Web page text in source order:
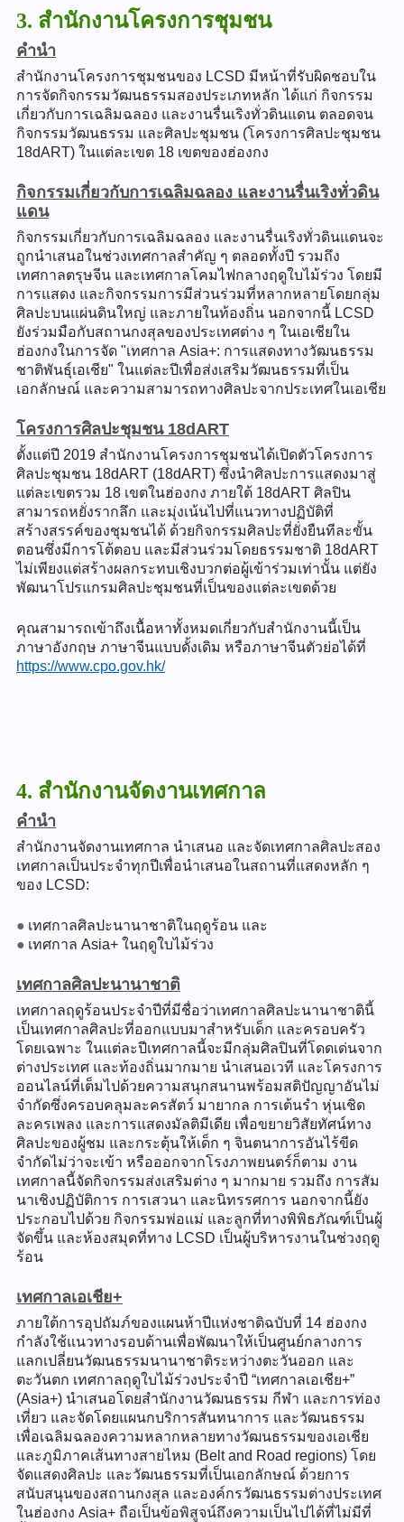
3. สำนักงานโครงการชุมชน
คำนำ
สำนักงานโครงการชุมชนของ LCSD มีหน้าที่รับผิดชอบใน
การจัดกิจกรรมวัฒนธรรมสองประเภทหลัก ได้แก่ กิจกรรม
เกี่ยวกับการเฉลิมฉลอง และงานรื่นเริงทั่วดินแดน ตลอดจน
กิจกรรมวัฒนธรรม และศิลปะชุมชน (โครงการศิลปะชุมชน
18dART) ในแต่ละเขต 18 เขตของฮ่องกง
กิจกรรมเกี่ยวกับการเฉลิมฉลอง และงานรื่นเริงทั่วดิน
แดน
กิจกรรมเกี่ยวกับการเฉลิมฉลอง และงานรื่นเริงทั่วดินแดนจะ
ถูกนำเสนอในช่วงเทศกาลสำคัญ ๆ ตลอดทั้งปี รวมถึง
เทศกาลตรุษจีน และเทศกาลโคมไฟกลางฤดูใบไม้ร่วง โดยมี
การแสดง และกิจกรรมการมีส่วนร่วมที่หลากหลายโดยกลุ่ม
ศิลปะบนแผ่นดินใหญ่ และภายในท้องถิ่น นอกจากนี้ LCSD
ยังร่วมมือกับสถานกงสุลของประเทศต่าง ๆ ในเอเชียใน
ฮ่องกงในการจัด "เทศกาล Asia+: การแสดงทางวัฒนธรรม
ชาติพันธุ์เอเชีย" ในแต่ละปีเพื่อส่งเสริมวัฒนธรรมที่เป็น
เอกลักษณ์ และความสามารถทางศิลปะจากประเทศในเอเชีย
โครงการศิลปะชุมชน 18dART
ตั้งแต่ปี 2019 สำนักงานโครงการชุมชนได้เปิดตัวโครงการ
ศิลปะชุมชน 18dART (18dART) ซึ่งนำศิลปะการแสดงมาสู่
แต่ละเขตรวม 18 เขตในฮ่องกง ภายใต้ 18dART ศิลปิน
สามารถหยั่งรากลึก และมุ่งเน้นไปที่แนวทางปฏิบัติที่
สร้างสรรค์ของชุมชนได้ ด้วยกิจกรรมศิลปะที่ยั่งยืนทีละขั้น
ตอนซึ่งมีการโต้ตอบ และมีส่วนร่วมโดยธรรมชาติ 18dART
ไม่เพียงแต่สร้างผลกระทบเชิงบวกต่อผู้เข้าร่วมเท่านั้น แต่ยัง
พัฒนาโปรแกรมศิลปะชุมชนที่เป็นของแต่ละเขตด้วย
คุณสามารถเข้าถึงเนื้อหาทั้งหมดเกี่ยวกับสำนักงานนี้เป็น
ภาษาอังกฤษ ภาษาจีนแบบดั้งเดิม หรือภาษาจีนตัวย่อได้ที่
https://www.cpo.gov.hk/
4. สำนักงานจัดงานเทศกาล
คำนำ
สำนักงานจัดงานเทศกาล นำเสนอ และจัดเทศกาลศิลปะสอง
เทศกาลเป็นประจำทุกปีเพื่อนำเสนอในสถานที่แสดงหลัก ๆ
ของ LCSD:
เทศกาลศิลปะนานาชาติในฤดูร้อน และ
เทศกาล Asia+ ในฤดูใบไม้ร่วง
เทศกาลศิลปะนานาชาติ
เทศกาลฤดูร้อนประจำปีที่มีชื่อว่าเทศกาลศิลปะนานาชาตินี้
เป็นเทศกาลศิลปะที่ออกแบบมาสำหรับเด็ก และครอบครัว
โดยเฉพาะ ในแต่ละปีเทศกาลนี้จะมีกลุ่มศิลปินที่โดดเด่นจาก
ต่างประเทศ และท้องถิ่นมากมาย นำเสนอเวที และโครงการ
ออนไลน์ที่เต็มไปด้วยความสนุกสนานพร้อมสติปัญญาอันไม่
จำกัดซึ่งครอบคลุมละครสัตว์ มายากล การเต้นรำ หุ่นเชิด
ละครเพลง และการแสดงมัลติมีเดีย เพื่อขยายวิสัยทัศน์ทาง
ศิลปะของผู้ชม และกระตุ้นให้เด็ก ๆ จินตนาการอันไร้ขีด
จำกัดไม่ว่าจะเข้า หรือออกจากโรงภาพยนตร์ก็ตาม งาน
เทศกาลนี้จัดกิจกรรมส่งเสริมต่าง ๆ มากมาย รวมถึง การสัม
นาเชิงปฏิบัติการ การเสวนา และนิทรรศการ นอกจากนี้ยัง
ประกอบไปด้วย กิจกรรมพ่อแม่ และลูกที่ทางพิพิธภัณฑ์เป็นผู้
จัดขึ้น และห้องสมุดที่ทาง LCSD เป็นผู้บริหารงานในช่วงฤดู
ร้อน
เทศกาลเอเชีย+
ภายใต้การอุปถัมภ์ของแผนห้าปีแห่งชาติฉบับที่ 14 ฮ่องกง
กำลังใช้แนวทางรอบด้านเพื่อพัฒนาให้เป็นศูนย์กลางการ
แลกเปลี่ยนวัฒนธรรมนานาชาติระหว่างตะวันออก และ
ตะวันตก เทศกาลฤดูใบไม้ร่วงประจำปี “เทศกาลเอเชีย+”
(Asia+) นำเสนอโดยสำนักงานวัฒนธรรม กีฬา และการท่อง
เที่ยว และจัดโดยแผนกบริการสันทนาการ และวัฒนธรรม
เพื่อเฉลิมฉลองความหลากหลายทางวัฒนธรรมของเอเชีย
และภูมิภาคเส้นทางสายไหม (Belt and Road regions) โดย
จัดแสดงศิลปะ และวัฒนธรรมที่เป็นเอกลักษณ์ ด้วยการ
สนับสนุนของสถานกงสุล และองค์กรวัฒนธรรมต่างประเทศ
ในฮ่องกง Asia+ ถือเป็นข้อพิสูจน์ถึงความเป็นไปได้ที่ไม่มีที่